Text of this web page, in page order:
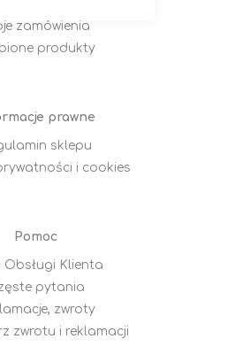
zamówienia
produkty
prawne
sklepu
i cookies
Pomoc
Obsługi Klienta
pytania
zwroty
zwrotu i reklamacji